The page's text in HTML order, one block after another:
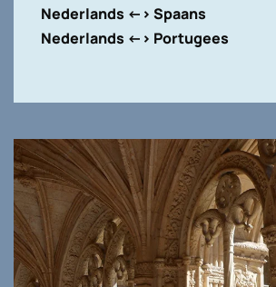
Nederlands <-> Spaans
Nederlands <-> Portugees